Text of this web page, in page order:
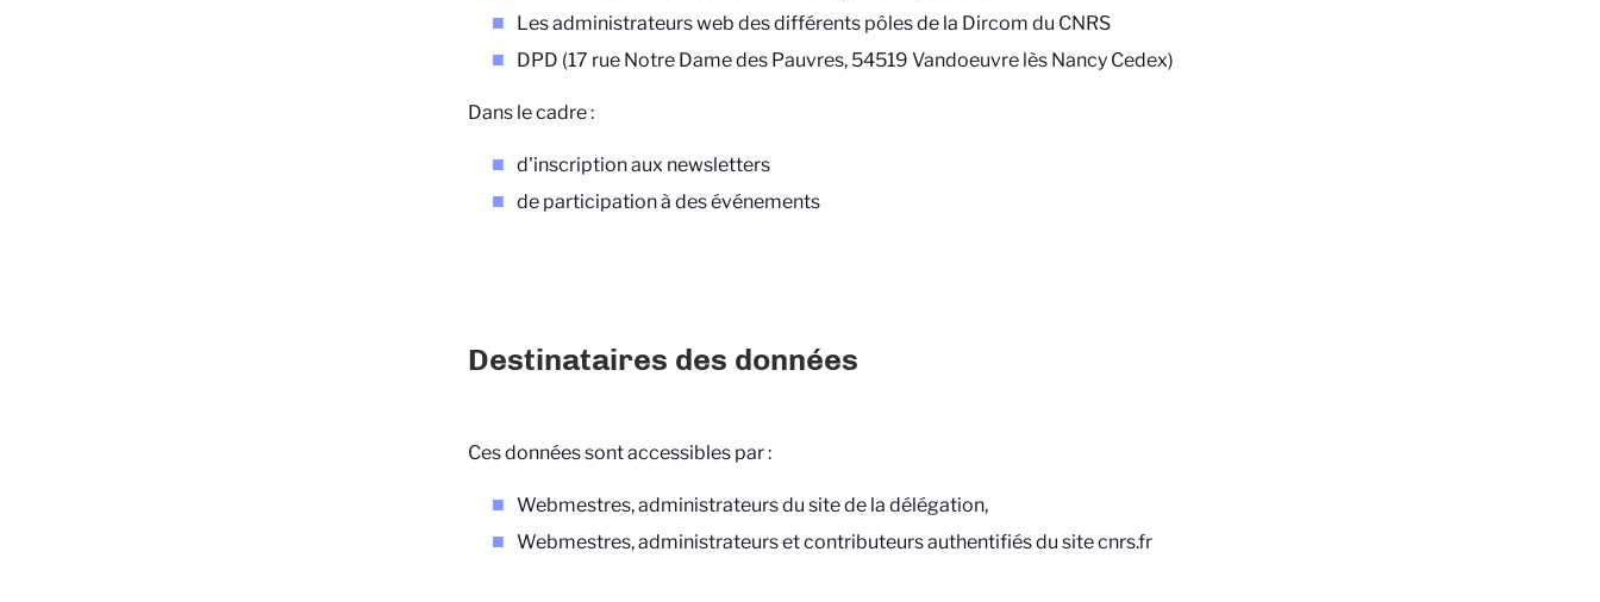
Les administrateurs web des différents pôles de la Dircom du CNRS
DPD (17 rue Notre Dame des Pauvres, 54519 Vandoeuvre lès Nancy Cedex)
Dans le cadre :
d'inscription aux newsletters
de participation à des événements
Destinataires des données
Ces données sont accessibles par :
Webmestres, administrateurs du site de la délégation,
Webmestres, administrateurs et contributeurs authentifiés du site cnrs.fr